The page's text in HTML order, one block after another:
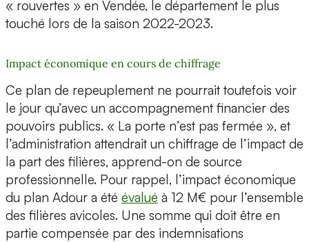
« rouvertes » en Vendée, le département le plus
touché lors de la saison 2022-2023.
Impact économique en cours de chiffrage
Ce plan de repeuplement ne pourrait toutefois voir
le jour qu’avec un accompagnement financier des
pouvoirs publics. « La porte n’est pas fermée », et
l’administration attendrait un chiffrage de l’impact de
la part des filières, apprend-on de source
professionnelle. Pour rappel, l’impact économique
du plan Adour a été évalué à 12 M€ pour l’ensemble
des filières avicoles. Une somme qui doit être en
partie compensée par des indemnisations